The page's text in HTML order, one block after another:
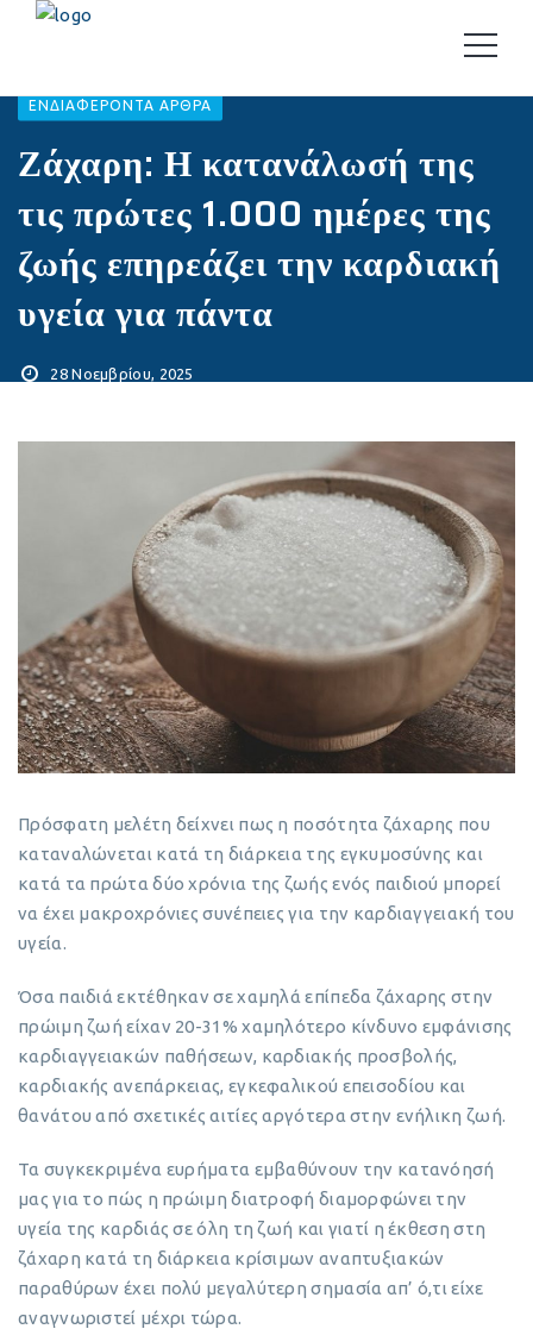
EΝΔΙΑΦΈΡΟΝΤΑ ΆΡΘΡΑ
Ζάχαρη: Η κατανάλωσή της
τις πρώτες 1.000 ημέρες της
ζωής επηρεάζει την καρδιακή
υγεία για πάντα
28 Νοεμβρίου, 2025
Πρόσφατη μελέτη δείχνει πως η ποσότητα ζάχαρης που
καταναλώνεται κατά τη διάρκεια της εγκυμοσύνης και
κατά τα πρώτα δύο χρόνια της ζωής ενός παιδιού μπορεί
να έχει μακροχρόνιες συνέπειες για την καρδιαγγειακή του
υγεία.
Όσα παιδιά εκτέθηκαν σε χαμηλά επίπεδα ζάχαρης στην
πρώιμη ζωή είχαν 20-31% χαμηλότερο κίνδυνο εμφάνισης
καρδιαγγειακών παθήσεων, καρδιακής προσβολής,
καρδιακής ανεπάρκειας, εγκεφαλικού επεισοδίου και
θανάτου από σχετικές αιτίες αργότερα στην ενήλικη ζωή.
Τα συγκεκριμένα ευρήματα εμβαθύνουν την κατανόησή
μας για το πώς η πρώιμη διατροφή διαμορφώνει την
υγεία της καρδιάς σε όλη τη ζωή και γιατί η έκθεση στη
ζάχαρη κατά τη διάρκεια κρίσιμων αναπτυξιακών
παραθύρων έχει πολύ μεγαλύτερη σημασία απ’ ό,τι είχε
αναγνωριστεί μέχρι τώρα.